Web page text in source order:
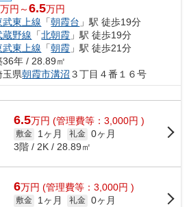
万円～6.5万円
武東上線 「朝霞台 」駅 徒歩19分
蔵野線 「北朝霞 」駅 徒歩19分
武東上線 「朝霞 」駅 徒歩21分
36年 / 28.89㎡
玉県朝霞市溝沼 ３丁目４番１６号
6.5万円 (管理費等：3,000円 )
敷金 1ヶ月 礼金 0ヶ月
3階 / 2K / 28.89㎡
6万円 (管理費等：3,000円 )
敷金 1ヶ月 礼金 0ヶ月